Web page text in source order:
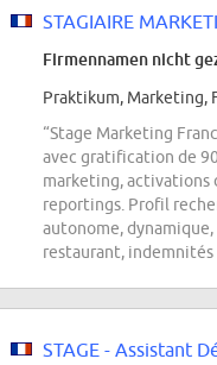
STAGIAIRE
Firmennamen nicht
Praktikum, Marketing,
“Stage Marketing
avec gratification de
marketing, activations
reportings. Profil
autonome,
restaurant, indemnités